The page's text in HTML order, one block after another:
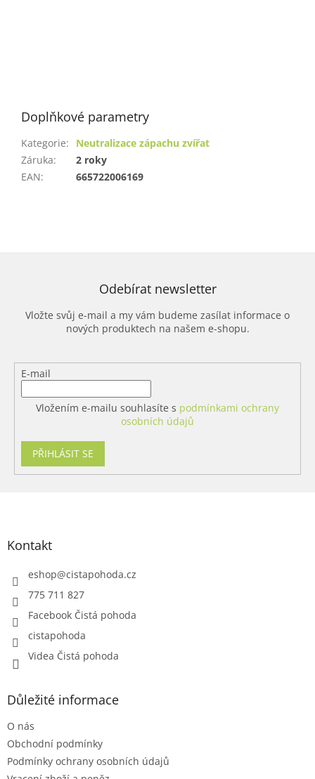
Doplňkové parametry
Kategorie:
Neutralizace zápachu zvířat
Záruka:
2 roky
EAN: 665722006169
Odebírat newsletter
Vložte svůj e-mail a my vám budeme zasílat informace o
nových produktech na našem e-shopu.
E-mail
Vložením e-mailu souhlasíte s podmínkami ochrany
osobních údajů
PŘIHLÁSIT SE
Kontakt
eshop@cistapohoda.cz
775 711 827
Facebook Čistá pohoda
cistapohoda
Videa Čistá pohoda
Důležité informace
O nás
Obchodní podmínky
Podmínky ochrany osobních údajů